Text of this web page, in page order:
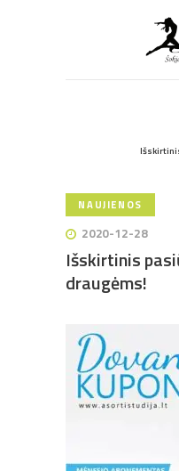
ŠOKIO IR
ŠOKIŲ
VEIKLOS
APIE MUS
NAUJIENOS
2020-12-28
Išskirtinis
draugėms!